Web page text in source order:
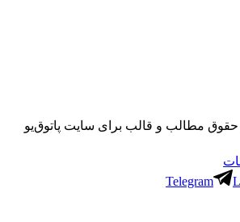
حقوق مطالب و قالب برای سایت پاتوق‌یو
Telegram